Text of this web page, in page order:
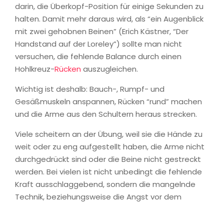
darin, die Überkopf-Position für einige Sekunden zu
halten. Damit mehr daraus wird, als “ein Augenblick
mit zwei gehobnen Beinen” (Erich Kästner, “Der
Handstand auf der Loreley”) sollte man nicht
versuchen, die fehlende Balance durch einen
Hohlkreuz-Rücken auszugleichen.
Wichtig ist deshalb: Bauch-, Rumpf- und
Gesäßmuskeln anspannen, Rücken “rund” machen
und die Arme aus den Schultern heraus strecken.
Viele scheitern an der Übung, weil sie die Hände zu
weit oder zu eng aufgestellt haben, die Arme nicht
durchgedrückt sind oder die Beine nicht gestreckt
werden. Bei vielen ist nicht unbedingt die fehlende
Kraft ausschlaggebend, sondern die mangelnde
Technik, beziehungsweise die Angst vor dem